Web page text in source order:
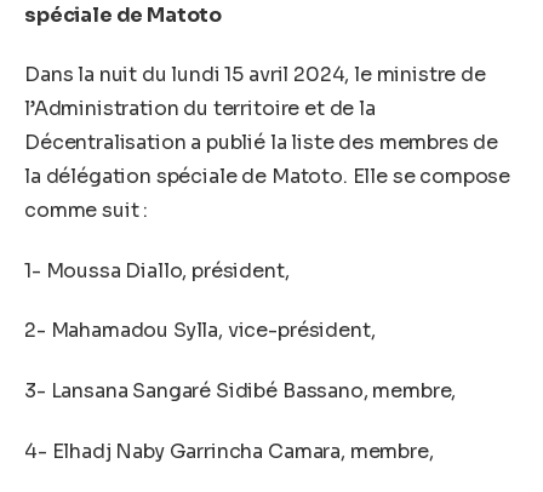
spéciale de Matoto
Dans la nuit du lundi 15 avril 2024, le ministre de
l’Administration du territoire et de la
Décentralisation a publié la liste des membres de
la délégation spéciale de Matoto. Elle se compose
comme suit :
1- Moussa Diallo, président,
2- Mahamadou Sylla, vice-président,
3- Lansana Sangaré Sidibé Bassano, membre,
4- Elhadj Naby Garrincha Camara, membre,